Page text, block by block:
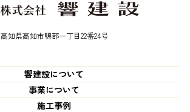
高知県高知市鴨部一丁目22番24号
響建設について
事業について
施工事例